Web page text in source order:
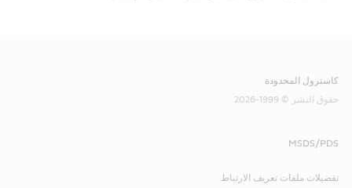
كاسترول المحدودة
حقوق النشر © 1999-2026
MSDS/PDS
تفضيلات ملفات تعريف الارتباط